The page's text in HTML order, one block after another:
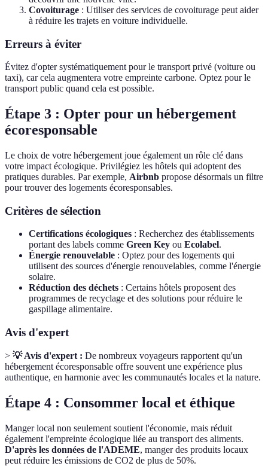
Covoiturage : Utiliser des services de covoiturage peut aider
à réduire les trajets en voiture individuelle.
Erreurs à éviter
Évitez d'opter systématiquement pour le transport privé (voiture ou
taxi), car cela augmentera votre empreinte carbone. Optez pour le
transport public quand cela est possible.
Étape 3 : Opter pour un hébergement
écoresponsable
Le choix de votre hébergement joue également un rôle clé dans
votre impact écologique. Privilégiez les hôtels qui adoptent des
pratiques durables. Par exemple, Airbnb propose désormais un filtre
pour trouver des logements écoresponsables.
Critères de sélection
Certifications écologiques : Recherchez des établissements
portant des labels comme Green Key ou Ecolabel.
Énergie renouvelable : Optez pour des logements qui
utilisent des sources d'énergie renouvelables, comme l'énergie
solaire.
Réduction des déchets : Certains hôtels proposent des
programmes de recyclage et des solutions pour réduire le
gaspillage alimentaire.
Avis d'expert
> 💡 Avis d'expert : De nombreux voyageurs rapportent qu'un
hébergement écoresponsable offre souvent une expérience plus
authentique, en harmonie avec les communautés locales et la nature.
Étape 4 : Consommer local et éthique
Manger local non seulement soutient l'économie, mais réduit
également l'empreinte écologique liée au transport des aliments.
D'après les données de l'ADEME, manger des produits locaux
peut réduire les émissions de CO2 de plus de 50%.